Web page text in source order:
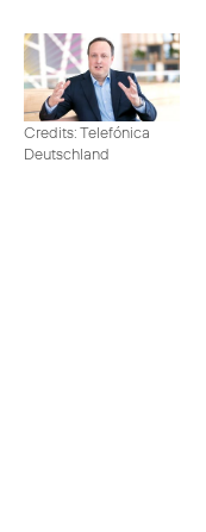
Credits: Telefónica
Deutschland